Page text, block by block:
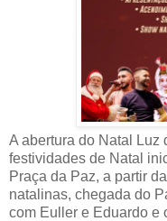
A abertura do Natal Luz
festividades de Natal
Praça da Paz, a partir
natalinas, chegada do
com Euller e Eduardo e